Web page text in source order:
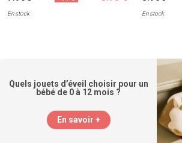
En stock En stock
Quels jouets d’éveil choisir pour un
bébé de 0 à 12 mois ?
En savoir +